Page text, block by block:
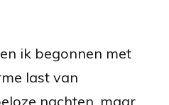
ik begonnen met
last van
nachten, maar